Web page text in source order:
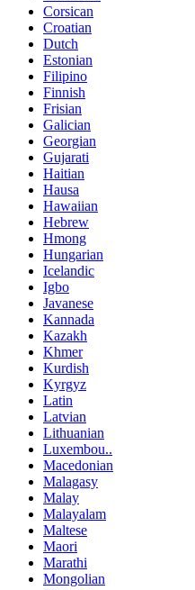
Corsican
Croatian
Dutch
Estonian
Filipino
Finnish
Frisian
Galician
Georgian
Gujarati
Haitian
Hausa
Hawaiian
Hebrew
Hmong
Hungarian
Icelandic
Igbo
Javanese
Kannada
Kazakh
Khmer
Kurdish
Kyrgyz
Latin
Latvian
Lithuanian
Luxembou..
Macedonian
Malagasy
Malay
Malayalam
Maltese
Maori
Marathi
Mongolian